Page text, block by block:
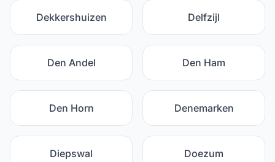
Dekkershuizen Delfzijl
Den Andel Den Ham
Den Horn Denemarken
Diepswal Doezum